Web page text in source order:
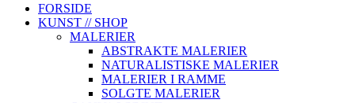
Instagram
page
Facebook
page
FORSIDE
KUNST // SHOP
MALERIER
ABSTRAKTE MALERIER
NATURALISTISKE MALERIER
MALERIER I RAMME
SOLGTE MALERIER